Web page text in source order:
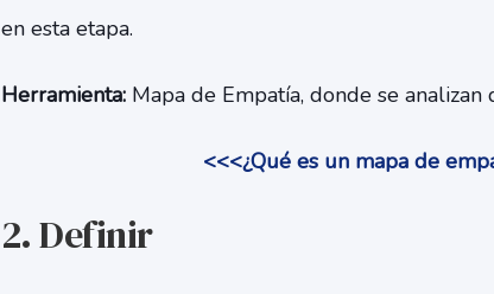
en esta etapa.
Herramienta:Mapa de Empatía, donde se analizan
<<<¿Qué es un mapa de
2. Definir